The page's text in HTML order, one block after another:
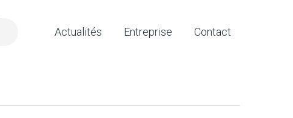
Actualités Entreprise Contact